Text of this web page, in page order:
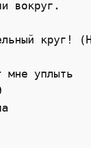
вокруг.
круг!
уплыть